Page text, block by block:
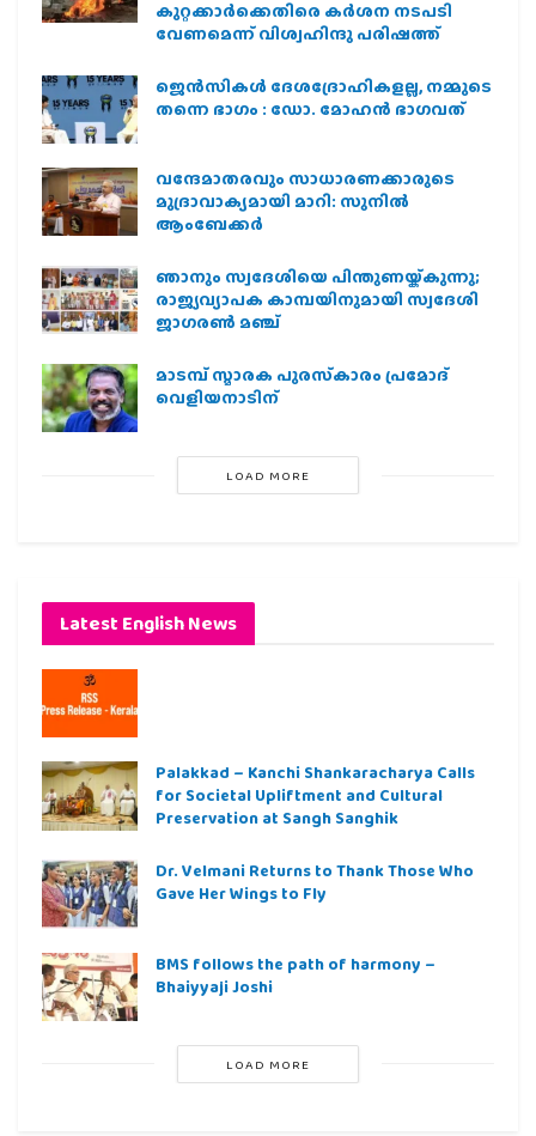
കുറ്റക്കാർക്കെതിരെ കർശന നടപടി
വേണമെന്ന് വിശ്വഹിന്ദു പരിഷത്ത്
ജെന്‍സികള്‍ ദേശദ്രോഹികളല്ല, നമ്മുടെ
തന്നെ ഭാഗം : ഡോ. മോഹന്‍ ഭാഗവത്
വന്ദേമാതരവും സാധാരണക്കാരുടെ
മുദ്രാവാക്യമായി മാറി: സുനിൽ
ആംബേക്കർ
ഞാനും സ്വദേശിയെ പിന്തുണയ്ക്കുന്നു;
രാജ്യവ്യാപക കാമ്പയിനുമായി സ്വദേശി
ജാഗരണ്‍ മഞ്ച്
മാടമ്പ് സ്മാരക പുരസ്‌കാരം പ്രമോദ്
വെളിയനാടിന്
LOAD MORE
Latest English News
Palakkad – Kanchi Shankaracharya Calls
for Societal Upliftment and Cultural
Preservation at Sangh Sanghik
Dr. Velmani Returns to Thank Those Who
Gave Her Wings to Fly
BMS follows the path of harmony –
Bhaiyyaji Joshi
LOAD MORE